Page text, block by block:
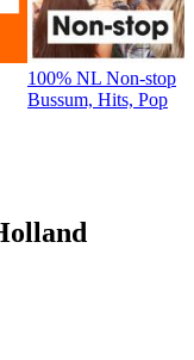
100% NL Non-stop
Bussum, Hits, Pop